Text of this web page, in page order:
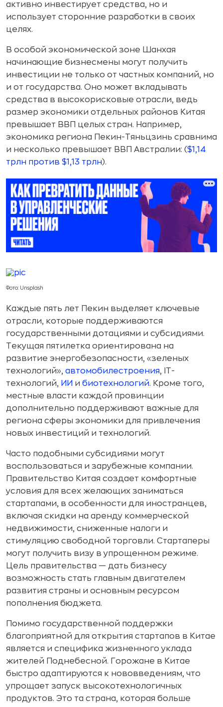
активно инвестирует средства, но и
использует сторонние разработки в своих
целях.
В особой экономической зоне Шанхая
начинающие бизнесмены могут получить
инвестиции не только от частных компаний, но
и от государства. Оно может вкладывать
средства в высокорисковые отрасли, ведь
размер экономики отдельных районов Китая
превышает ВВП целых стран. Например,
экономика региона Пекин-Тяньцзинь сравнима
и несколько превышает ВВП Австралии: ($1,14
трлн против $1,13 трлн).
Фото: Unsplash
Каждые пять лет Пекин выделяет ключевые
отрасли, которые поддерживаются
государственными дотациями и субсидиями.
Текущая пятилетка ориентирована на
развитие энергобезопасности, «зеленых
технологий», автомобилестроения, IT-
технологий, ИИ и биотехнологий. Кроме того,
местные власти каждой провинции
дополнительно поддерживают важные для
региона сферы экономики для привлечения
новых инвестиций и технологий.
Часто подобными субсидиями могут
воспользоваться и зарубежные компании.
Правительство Китая создает комфортные
условия для всех желающих заниматься
стартапами, в особенности для иностранцев,
включая скидки на аренду коммерческой
недвижимости, сниженные налоги и
стимуляцию свободной торговли. Стартаперы
могут получить визу в упрощенном режиме.
Цель правительства — дать бизнесу
возможность стать главным двигателем
развития страны и основным ресурсом
пополнения бюджета.
Помимо государственной поддержки
благоприятной для открытия стартапов в Китае
является и специфика жизненного уклада
жителей Поднебесной. Горожане в Китае
быстро адаптируются к нововведениям, что
упрощает запуск высокотехнологичных
продуктов. Это та страна, которая больше